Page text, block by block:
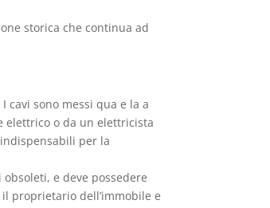
storica che continua ad
cavi sono messi qua e la a
elettrico o da un elettricista
per la
e deve possedere
proprietario dell’immobile e